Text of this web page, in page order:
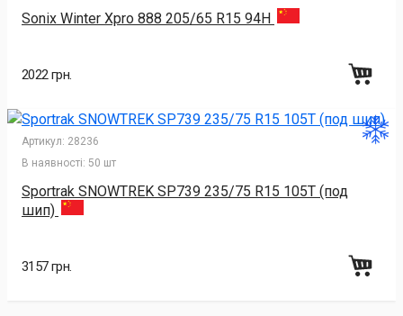
Sonix Winter Xpro 888 205/65 R15 94H
2022 грн.
Артикул: 28236
В наявності: 50 шт
Sportrak SNOWTREK SP739 235/75 R15 105T (под
шип)
3157 грн.